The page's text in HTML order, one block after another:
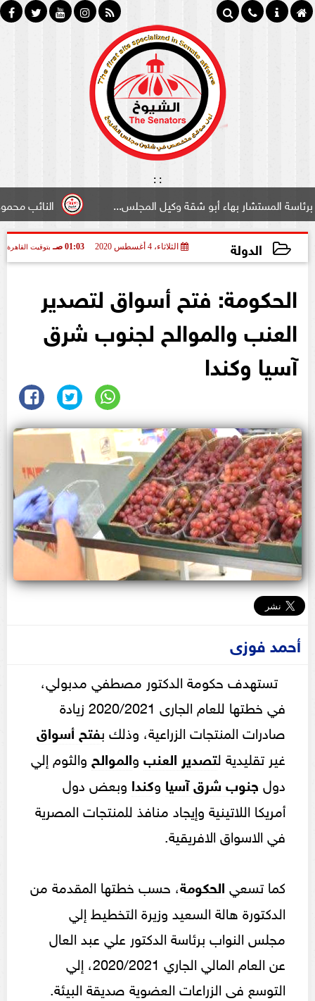
:
:
النائب محمود سامي
بهاء أبو شقة وكيل المجلس...
الدولة الثلاثاء، 4 أغسطس 2020 01:03 صـ بتوقيت القاهرة
الحكومة: فتح أسواق لتصدير
العنب والموالح لجنوب شرق
آسيا وكندا
أحمد فوزى
تستهدف حكومة الدكتور مصطفي مدبولي،
في خطتها للعام الجارى 2020/2021 زيادة
صادرات المنتجات الزراعية، وذلك بفتح أسواق
غير تقليدية لتصدير العنب والموالح والثوم إلي
دول جنوب شرق آسيا وكندا وبعض دول
أمريكا اللاتينية وإيجاد منافذ للمنتجات المصرية
في الاسواق الافريقية.
كما تسعي الحكومة، حسب خطتها المقدمة من
الدكتورة هالة السعيد وزيرة التخطيط إلي
مجلس النواب برئاسة الدكتور علي عبد العال
عن العام المالي الجاري 2020/2021، إلي
التوسع فى الزراعات العضوية صديقة البيئة.